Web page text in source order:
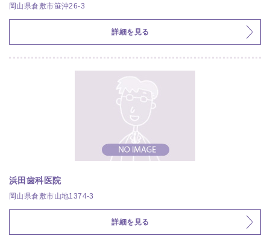
岡山県倉敷市笹沖26-3
詳細を見る
浜田歯科医院
岡山県倉敷市山地1374-3
詳細を見る